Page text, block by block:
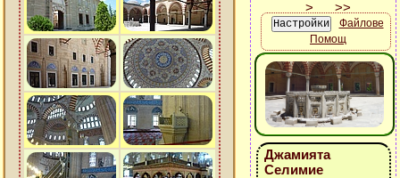
Файлове
Помощ
Джамията
Селимие